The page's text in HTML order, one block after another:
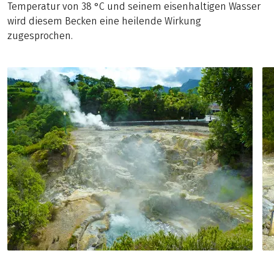
Temperatur von 38 °C und seinem eisenhaltigen Wasser
wird diesem Becken eine heilende Wirkung
zugesprochen.